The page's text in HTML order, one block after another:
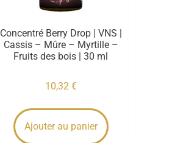
Concentré Berry Drop | VNS |
Cassis – Mûre – Myrtille –
Fruits des bois | 30 ml
10,32 €
Ajouter au panier